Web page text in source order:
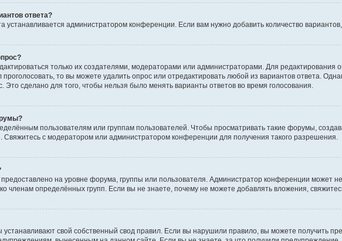
ответа?
устанавливается администратором конференции. Если вам нужно добавить количество
только их создателями, модераторами или администраторами. Для редактирования
то вы можете удалить опрос или отредактировать любой из вариантов ответа.
Это сделано для того, чтобы нельзя было менять варианты ответов во время голосования.
пользователям или группам пользователей. Чтобы просматривать такие форумы,
с модератором или администратором конференции для получения такого разрешения.
на уровне форума, группы или пользователя. Администратор конференции может
членам определённых групп. Если вы не знаете, почему не можете добавлять вложения,
свой собственный свод правил. Если вы нарушили правило, вы можете получить